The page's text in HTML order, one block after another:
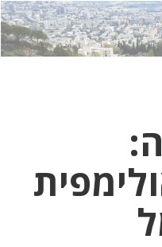
לחץ
כאן
לחץ
כדי